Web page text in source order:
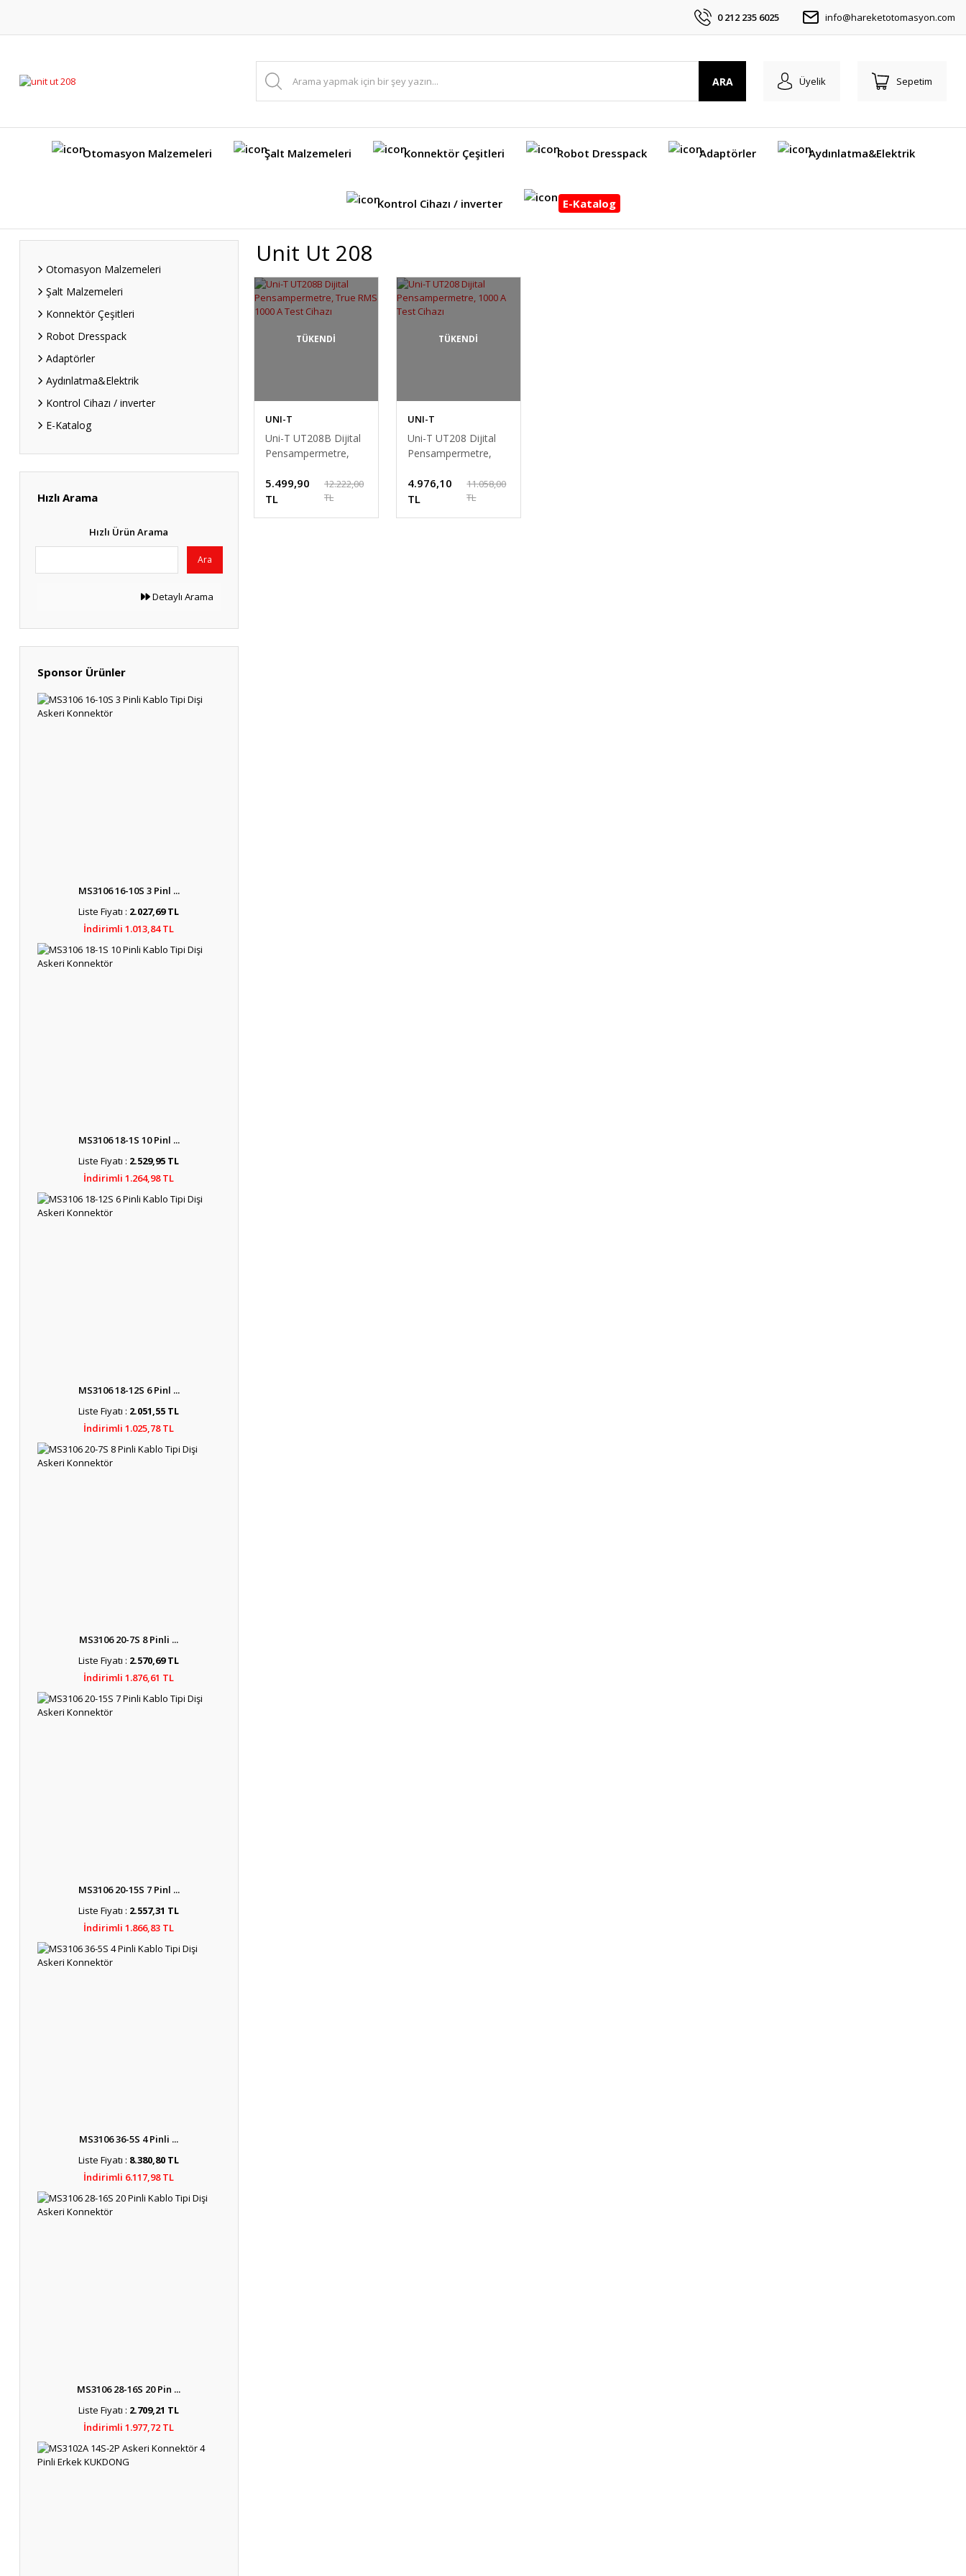
0 212 235 6025 info@hareketotomasyon.com
ARA Üyelik Sepetim
Otomasyon Malzemeleri Şalt Malzemeleri Konnektör Çeşitleri Robot Dresspack Adaptörler Aydınlatma&Elektrik
Kontrol Cihazı / inverter E-Katalog
Otomasyon Malzemeleri
Şalt Malzemeleri
Konnektör Çeşitleri
Robot Dresspack
Adaptörler
Aydınlatma&Elektrik
Kontrol Cihazı / inverter
E-Katalog
Hızlı Arama
Hızlı Ürün Arama
Ara
Detaylı Arama
Sponsor Ürünler
MS3106 16-10S 3 Pinl ...
Liste Fiyatı : 2.027,69 TL
İndirimli 1.013,84 TL
MS3106 18-1S 10 Pinl ...
Liste Fiyatı : 2.529,95 TL
İndirimli 1.264,98 TL
MS3106 18-12S 6 Pinl ...
Liste Fiyatı : 2.051,55 TL
İndirimli 1.025,78 TL
MS3106 20-7S 8 Pinli ...
Liste Fiyatı : 2.570,69 TL
İndirimli 1.876,61 TL
MS3106 20-15S 7 Pinl ...
Liste Fiyatı : 2.557,31 TL
İndirimli 1.866,83 TL
MS3106 36-5S 4 Pinli ...
Liste Fiyatı : 8.380,80 TL
İndirimli 6.117,98 TL
MS3106 28-16S 20 Pin ...
Liste Fiyatı : 2.709,21 TL
İndirimli 1.977,72 TL
Unit Ut 208
TÜKENDİ
UNI-T
Uni-T UT208B Dijital
Pensampermetre,
Test Cihazı
5.499,90
TL
12.222,00
TL
TÜKENDİ
UNI-T
Uni-T UT208 Dijital
Pensampermetre,
4.976,10
TL
11.058,00
TL